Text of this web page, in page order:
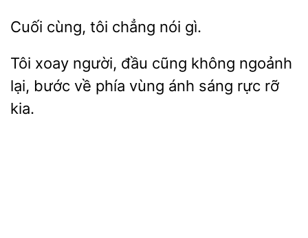
Cuối cùng, nói
Tôi xoay người,
cũng không ngoảnh
lại, bước
phía vùng ánh sáng rực rỡ